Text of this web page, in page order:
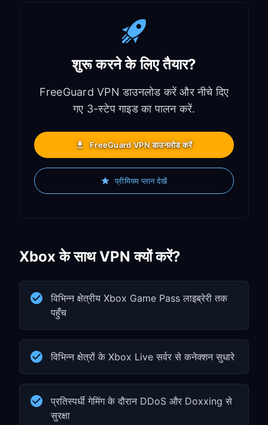
शुरू करने के लिए तैयार?
FreeGuard VPN डाउनलोड करें और नीचे दिए
गए 3-स्टेप गाइड का पालन करें.
FreeGuard VPN डाउनलोड करें
प्रीमियम प्लान देखें
Xbox के साथ VPN क्यों करें?
विभिन्न क्षेत्रीय Xbox Game Pass लाइब्रेरी तक
पहुँच
विभिन्न क्षेत्रों के Xbox Live सर्वर से कनेक्शन सुधारे
प्रतिस्पर्धी गेमिंग के दौरान DDoS और Doxxing से
सुरक्षा